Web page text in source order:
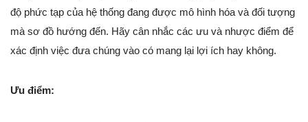
độ phức tạp của hệ thống đang được mô hình hóa và đối tượng
mà sơ đồ hướng đến. Hãy cân nhắc các ưu và nhược điểm để
xác định việc đưa chúng vào có mang lại lợi ích hay không.
Ưu điểm: